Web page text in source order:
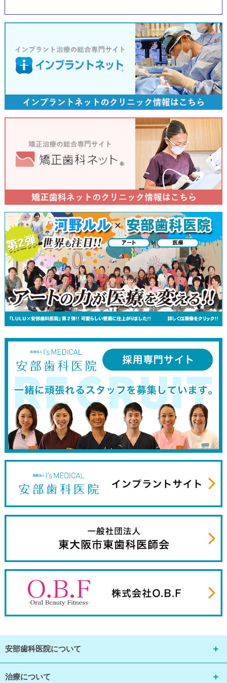
安部歯科医院について
治療について